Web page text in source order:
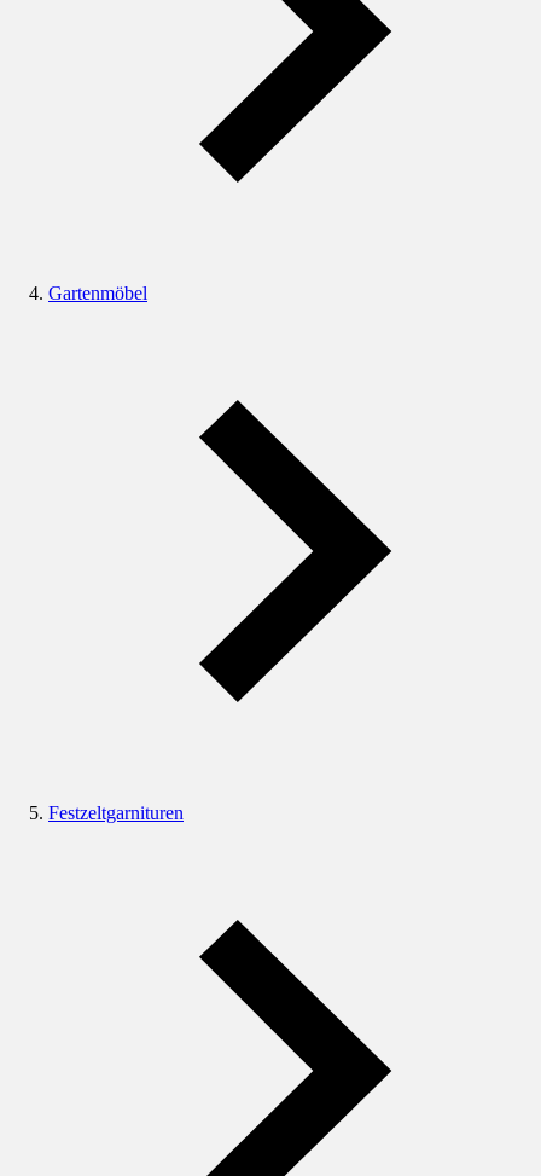
Gartenmöbel
Festzeltgarnituren